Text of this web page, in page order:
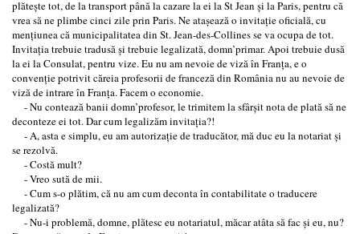
plăteşte tot, de la transport până la cazare la ei la St Jean şi la Paris, pentru că
vrea să ne plimbe cinci zile prin Paris. Ne ataşează o invitaţie oficială, cu
menţiunea că municipalitatea din St. Jean-des-Collines se va ocupa de tot.
Invitaţia trebuie tradusă şi trebuie legalizată, domn’primar. Apoi trebuie dusă
la ei la Consulat, pentru vize. Eu nu am nevoie de viză în Franţa, e o
convenţie potrivit căreia profesorii de franceză din România nu au nevoie de
viză de intrare în Franţa. Facem o economie.
- Nu contează banii domn’profesor, le trimitem la sfârşit nota de plată să ne
deconteze ei tot. Dar cum legalizăm invitaţia?!
- A, asta e simplu, eu am autorizaţie de traducător, mă duc eu la notariat şi
se rezolvă.
- Costă mult?
- Vreo sută de mii.
- Cum s-o plătim, că nu am cum deconta în contabilitate o traducere
legalizată?
- Nu-i problemă, domne, plătesc eu notariatul, măcar atâta să fac şi eu, nu?